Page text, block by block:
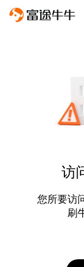
访
您所要访
刷